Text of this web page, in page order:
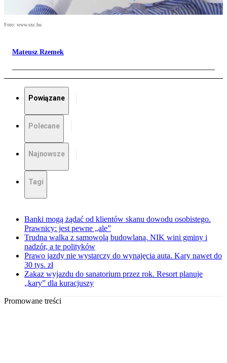
Foto: www.sxc.hu
Mateusz Rzemek
Powiązane
Polecane
Najnowsze
Tagi
Banki mogą żądać od klientów skanu dowodu osobistego.
Prawnicy: jest pewne „ale”
Trudna walka z samowolą budowlaną. NIK wini gminy i
nadzór, a te polityków
Prawo jazdy nie wystarczy do wynajęcia auta. Kary nawet do
30 tys. zł
Zakaz wyjazdu do sanatorium przez rok. Resort planuje
„kary” dla kuracjuszy
Promowane treści